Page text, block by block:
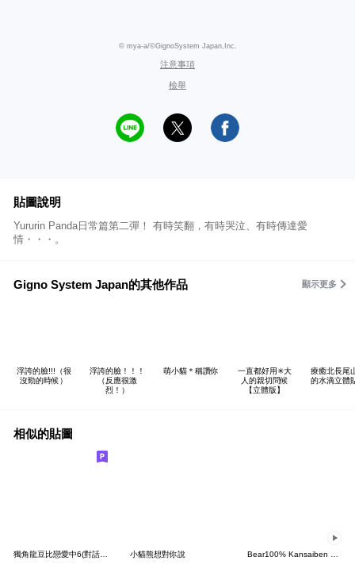
© mya-a/©GignoSystem Japan,Inc.
注意事項
檢舉
貼圖說明
Yururin Panda日常篇第二彈！ 有時笑翻，有時哭泣、有時傳達愛
情・・・。
Gigno System Japan的其他作品 顯示更多
浮誇的臉!!!（很
沒勁的時候）
浮誇的臉！！！
（反應很激
烈！）
萌小貓＊稱讚你
一直都好用✳大
人的親切問候
【立體版】
療癒北長尾
的水滴立體
相似的貼圖
獨角龍豆比戀愛中6(對話框版) 小貓熊想對你說 Bear100% Kansaiben animation 2026